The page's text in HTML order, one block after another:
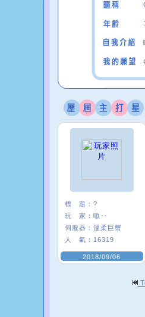
標 題： ?
玩 家： 噷‥
伺服器： 溫柔巨蟹
人 氣： 16319
2018/09/06